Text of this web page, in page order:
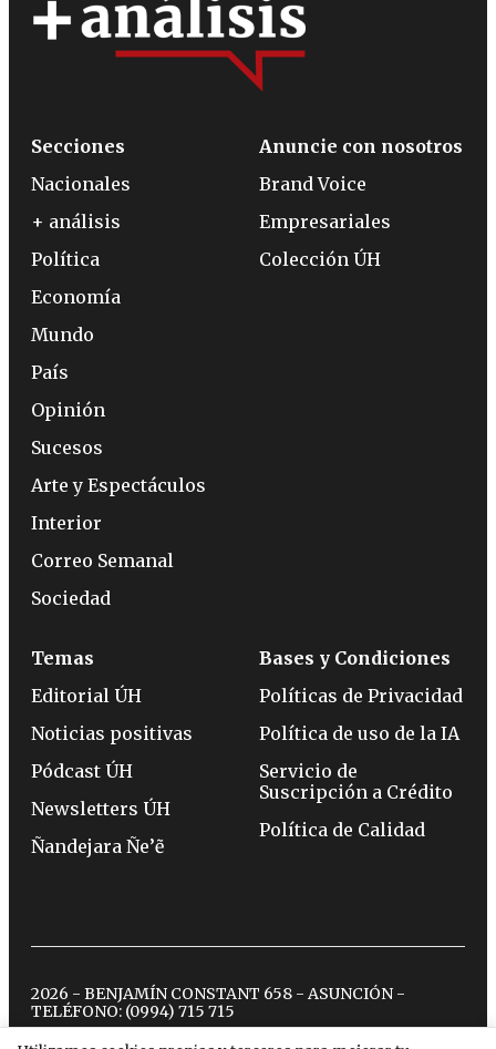
Secciones
Nacionales
+ análisis
Política
Economía
Mundo
País
Opinión
Sucesos
Arte y Espectáculos
Interior
Correo Semanal
Sociedad
Anuncie con nosotros
Brand Voice
Empresariales
Colección ÚH
Temas
Editorial ÚH
Noticias positivas
Pódcast ÚH
Newsletters ÚH
Ñandejara Ñe’ẽ
Bases y Condiciones
Políticas de Privacidad
Política de uso de la IA
Servicio de
Suscripción a Crédito
Política de Calidad
2026 - BENJAMÍN CONSTANT 658 - ASUNCIÓN -
TELÉFONO: (0994) 715 715